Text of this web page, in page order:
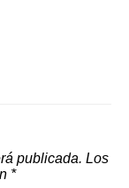
publicada. Los
*